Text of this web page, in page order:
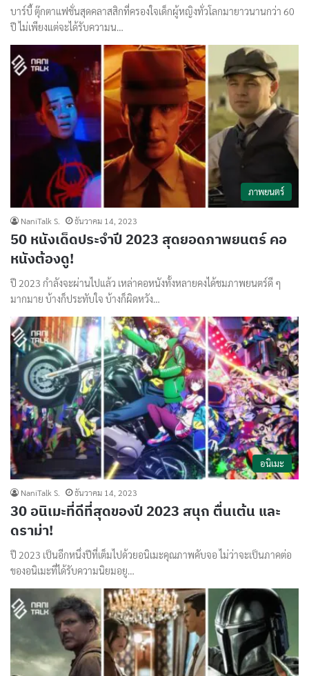
บาร์บี้ ตุ๊กตาแฟชั่นสุดคลาสสิกที่ครองใจเด็กผู้หญิงทั่วโลกมายาวนานกว่า 60
ปี ไม่เพียงแต่จะได้รับความน…
ภาพยนตร์
NaniTalk S. ธันวาคม 14, 2023
50 หนังเด็ดประจำปี 2023 สุดยอดภาพยนตร์ คอ
หนังต้องดู!
ปี 2023 กำลังจะผ่านไปแล้ว เหล่าคอหนังทั้งหลายคงได้ชมภาพยนตร์ดี ๆ
มากมาย บ้างก็ประทับใจ บ้างก็ผิดหวัง…
อนิเมะ
NaniTalk S. ธันวาคม 14, 2023
30 อนิเมะที่ดีที่สุดของปี 2023 สนุก ตื่นเต้น และ
ดราม่า!
ปี 2023 เป็นอีกหนึ่งปีที่เต็มไปด้วยอนิเมะคุณภาพคับจอ ไม่ว่าจะเป็นภาคต่อ
ของอนิเมะที่ได้รับความนิยมอยู…